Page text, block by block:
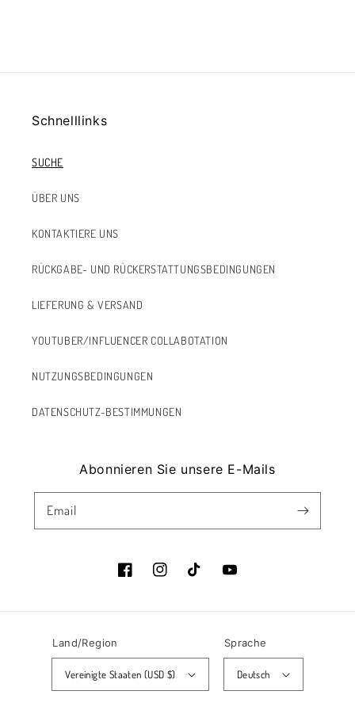
Schnelllinks
SUCHE
ÜBER UNS
KONTAKTIERE UNS
RÜCKGABE- UND RÜCKERSTATTUNGSBEDINGUNGEN
LIEFERUNG & VERSAND
YOUTUBER/INFLUENCER COLLABOTATION
NUTZUNGSBEDINGUNGEN
DATENSCHUTZ-BESTIMMUNGEN
Abonnieren Sie unsere E-Mails
Email
FacebookInstagram
Tick
Youtube
Land/Region
Vereinigte Staaten (USD $)
Sprache
Deutsch